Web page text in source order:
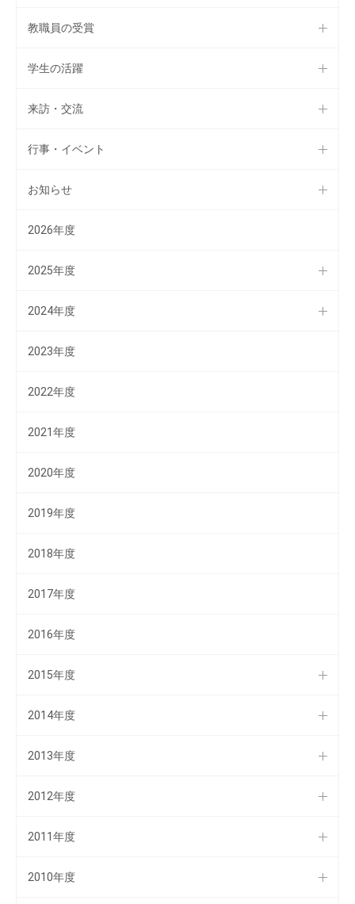
教職員の受賞
学生の活躍
来訪・交流
行事・イベント
お知らせ
2026年度
2025年度
2024年度
2023年度
2022年度
2021年度
2020年度
2019年度
2018年度
2017年度
2016年度
2015年度
2014年度
2013年度
2012年度
2011年度
2010年度